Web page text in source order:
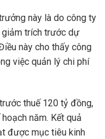
này là do công ty
trích trước dự
này cho thấy công
việc quản lý chi phí
thuế 120 tỷ đồng,
năm. Kết quả
được mục tiêu kinh